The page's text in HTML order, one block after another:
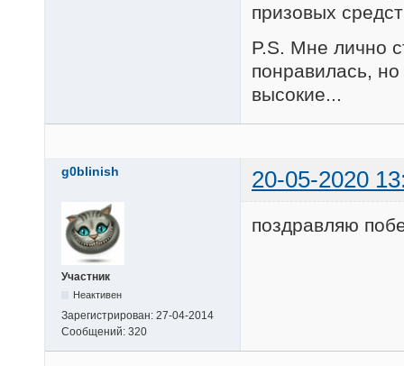
призовых
P.S. Мне лично
понравилась,
высокие...
g0blinish 20-05-2020
Участник
Неактивен
Зарегистрирован: 27-04-2014
Сообщений: 320
поздравляю